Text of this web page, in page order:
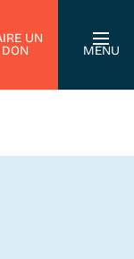
UN
DON
MENU